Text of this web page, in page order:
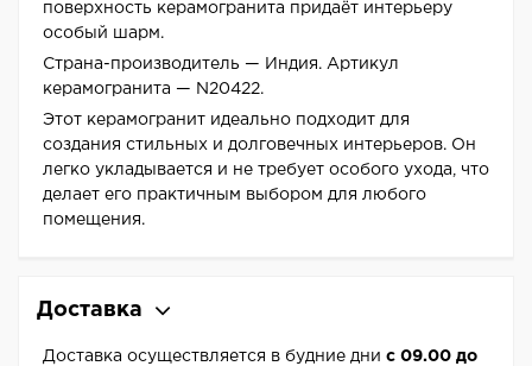
поверхность керамогранита придаёт интерьеру
особый шарм.
Страна-производитель — Индия. Артикул
керамогранита — N20422.
Этот керамогранит идеально подходит для
создания стильных и долговечных интерьеров. Он
легко укладывается и не требует особого ухода, что
делает его практичным выбором для любого
помещения.
Доставка
Доставка осуществляется в будние дни с 09.00 до